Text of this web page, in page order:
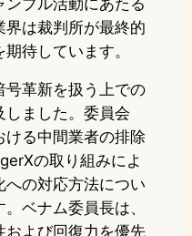
ブル活動にあたる
界は裁判所が最終的
待しています。
号革新を扱う上での
しました。委員会
ける中間業者の排除
の取り組みによ
への対応方法につい
ベナム委員長は、
および回復力を優先